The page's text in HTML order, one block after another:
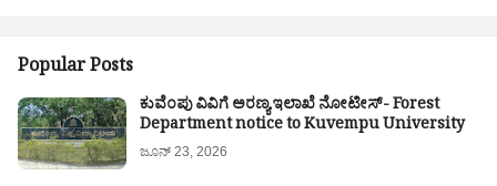
Popular Posts
ಕುವೆಂಪು ವಿವಿಗೆ ಅರಣ್ಯ ಇಲಾಖೆ ನೋಟೀಸ್- Forest
Department notice to Kuvempu University
ಜೂನ್ 23, 2026